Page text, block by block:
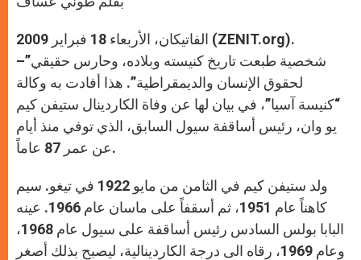
p e k
الفاتيكان، الأربعاء 18 فبراير 2009 (ZENIT.org).
–”شخصية طبعت تاريخ كنيسته وبلاده، وحارس حقيقي
لحقوق الإنسان والديمقراطية”. هذا أفادت به وكالة
“كنيسة آسيا”، في بيان لها عن وفاة الكاردينال ستيفن كيم
يو وان، رئيس أساقفة سيول السابق، الذي توفي منذ أيام
عن عمر 87 عاماً.
ولد ستيفن كيم في الثامن من مايو 1922 في تيغو. سيم
كاهناً عام 1951، ثم أسقفاً على ماسان عام 1966. عينه
البابا بولس السادس رئيس أساقفة على سيول عام 1968،
وعام 1969، رقاه الى درجة الكاردينالية، ليصبح بذلك أصغر